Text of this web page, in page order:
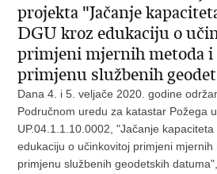
projekta "Jačanje
DGU kroz edukaciju o
primjeni mjernih metoda i
primjenu službenih
Dana 4. i 5. veljače 2020. godine
Područnom uredu za katastar Požega
UP.04.1.1.10.0002, "Jačanje
edukaciju o učinkovitoj primjeni
primjenu službenih geodetskih